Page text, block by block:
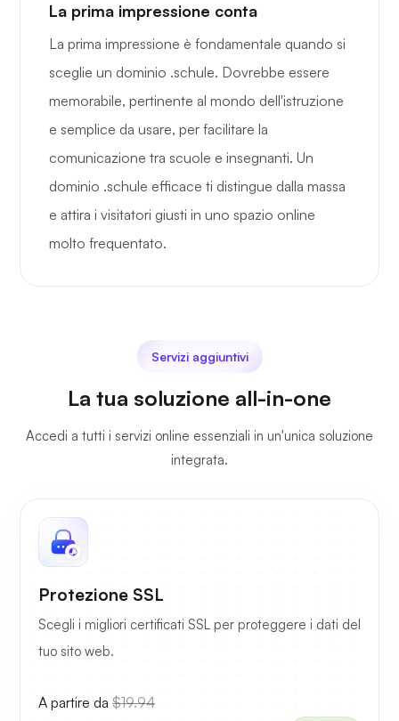
La prima impressione conta
La prima impressione è fondamentale quando si
sceglie un dominio .schule. Dovrebbe essere
memorabile, pertinente al mondo dell'istruzione
e semplice da usare, per facilitare la
comunicazione tra scuole e insegnanti. Un
dominio .schule efficace ti distingue dalla massa
e attira i visitatori giusti in uno spazio online
molto frequentato.
Servizi aggiuntivi
La tua soluzione all-in-one
Accedi a tutti i servizi online essenziali in un'unica soluzione
integrata.
Protezione SSL
Scegli i migliori certificati SSL per proteggere i dati del
tuo sito web.
A partire da $19.94